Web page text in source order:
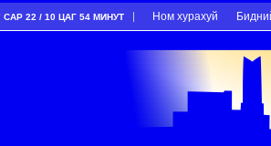
22 / 10 ЦАГ 54 МИНУТ Ном хурахуй